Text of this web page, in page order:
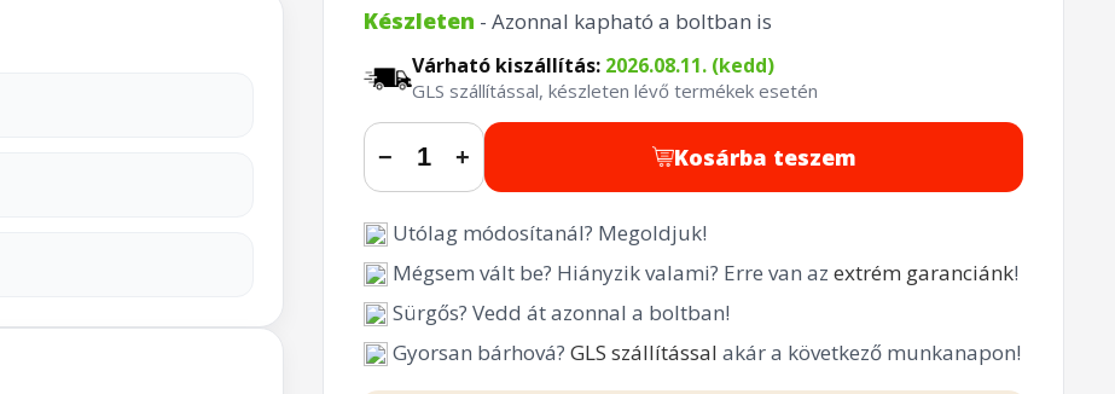
Készleten - Azonnal kapható a boltban is
Várható kiszállítás: 2026.08.11. (kedd)
GLS szállítással, készleten lévő termékek esetén
− + Kosárba teszem
Utólag módosítanál? Megoldjuk!
Mégsem vált be? Hiányzik valami? Erre van az extrém garanciánk!
Sürgős? Vedd át azonnal a boltban!
Gyorsan bárhová? GLS szállítással akár a következő munkanapon!